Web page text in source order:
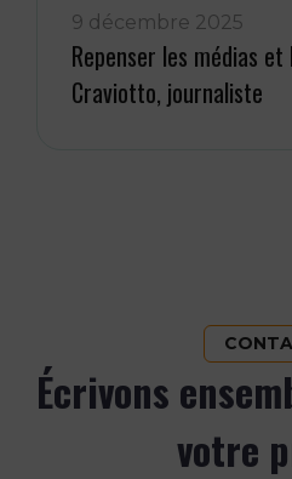
9 décembre 2025
Repenser les médias
Craviotto, journaliste
Écrivons
votre